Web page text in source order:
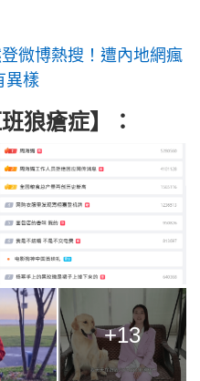
微博熱搜！遭內地網瘋
異樣
狼瘡症】：
+13